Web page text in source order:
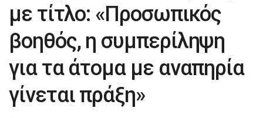
με τίτλο: «Προσωπικός
βοηθός, η συμπερίληψη
για τα άτομα με αναπηρία
γίνεται πράξη»